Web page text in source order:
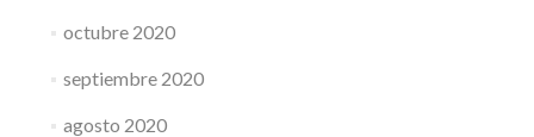
octubre 2020
septiembre 2020
agosto 2020